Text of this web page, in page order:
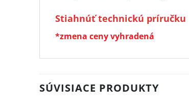
Stiahnúť technickú príručku
*zmena ceny vyhradená
SÚVISIACE PRODUKTY